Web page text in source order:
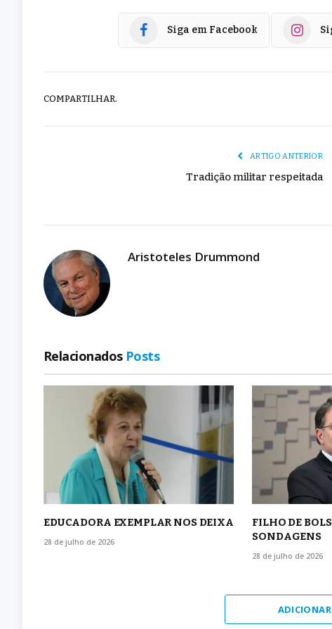
Siga em Facebook
COMPARTILHAR.
ARTIGO ANTERIOR
Tradição militar respeitada
Aristoteles Drummond
Relacionados Posts
EDUCADORA EXEMPLAR NOS DEIXA
28 de julho de 2026
FILHO DE
SONDAGENS
28 de julho de 2026